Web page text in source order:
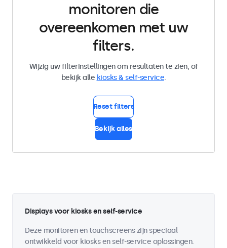
monitoren die
overeenkomen met uw
filters.
Wijzig uw filterinstellingen om resultaten te zien, of
bekijk alle kiosks & self-service.
Reset filters
Bekijk alles
Displays voor kiosks en self-service
Deze monitoren en touchscreens zijn speciaal
ontwikkeld voor kiosks en self-service oplossingen.